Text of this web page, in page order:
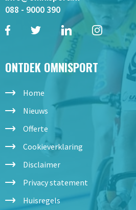
088 - 9000 390
ONTDEK OMNISPORT
Home
Nieuws
Offerte
Cookieverklaring
Disclaimer
Privacy statement
Huisregels